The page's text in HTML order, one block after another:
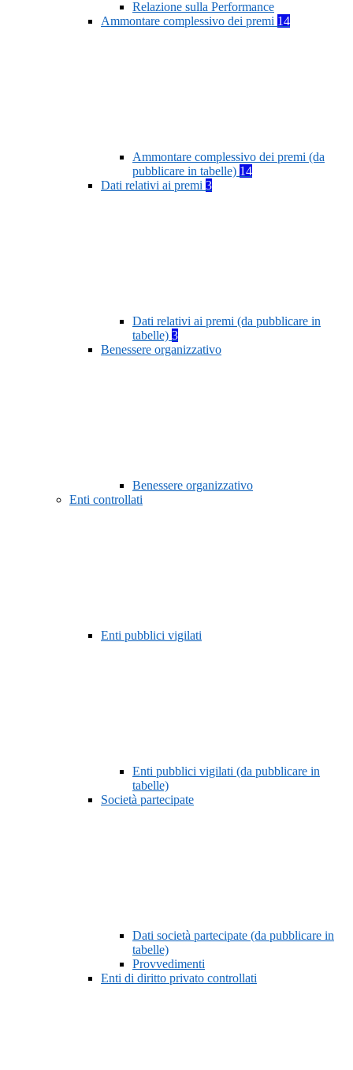
Relazione sulla Performance
Ammontare complessivo dei premi 14
Ammontare complessivo dei premi (da
pubblicare in tabelle) 14
Dati relativi ai premi 3
Dati relativi ai premi (da pubblicare in
tabelle) 3
Benessere organizzativo
Benessere organizzativo
Enti controllati
Enti pubblici vigilati
Enti pubblici vigilati (da pubblicare in
tabelle)
Società partecipate
Dati società partecipate (da pubblicare in
tabelle)
Provvedimenti
Enti di diritto privato controllati